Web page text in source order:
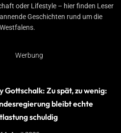
oder Lifestyle – hier finden Leser
Geschichten rund um die
Werbung
Gottschalk: Zu spät, zu wenig:
bleibt echte
schuldig